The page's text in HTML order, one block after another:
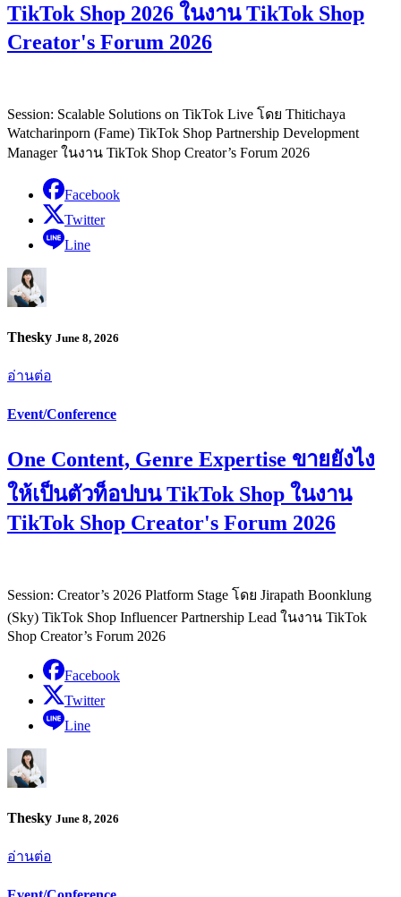
TikTok Shop 2026 ในงาน TikTok Shop
Creator's Forum 2026
Session: Scalable Solutions on TikTok Live โดย Thitichaya
Watcharinporn (Fame) TikTok Shop Partnership Development
Manager ในงาน TikTok Shop Creator’s Forum 2026
Facebook
Twitter
Line
Thesky June 8, 2026
อ่านต่อ
Event/Conference
One Content, Genre Expertise ขายยังไง
ให้เป็นตัวท็อปบน TikTok Shop ในงาน
TikTok Shop Creator's Forum 2026
Session: Creator’s 2026 Platform Stage โดย Jirapath Boonklung
(Sky) TikTok Shop Influencer Partnership Lead ในงาน TikTok
Shop Creator’s Forum 2026
Facebook
Twitter
Line
Thesky June 8, 2026
อ่านต่อ